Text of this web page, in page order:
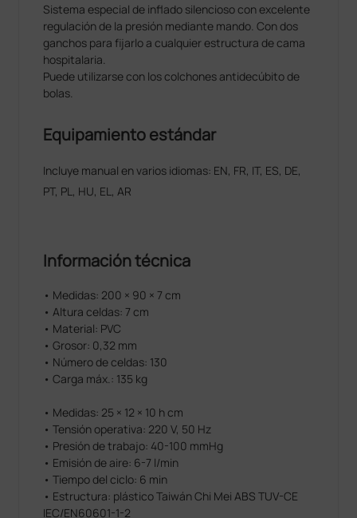
Sistema especial de inflado silencioso con excelente
regulación de la presión mediante mando. Con dos
ganchos para fijarlo a cualquier estructura de cama
hospitalaria.
Puede utilizarse con los colchones antidecúbito de
bolas.
Equipamiento estándar
Incluye manual en varios idiomas: EN, FR, IT, ES, DE,
PT, PL, HU, EL, AR
Información técnica
• Medidas: 200 × 90 × 7 cm
• Altura celdas: 7 cm
• Material: PVC
• Grosor: 0,32 mm
• Número de celdas: 130
• Carga máx.: 135 kg
• Medidas: 25 × 12 × 10 h cm
• Tensión operativa: 220 V, 50 Hz
• Presión de trabajo: 40-100 mmHg
• Emisión de aire: 6-7 l/min
• Tiempo del ciclo: 6 min
• Estructura: plástico Taiwán Chi Mei ABS TUV-CE
IEC/EN60601-1-2